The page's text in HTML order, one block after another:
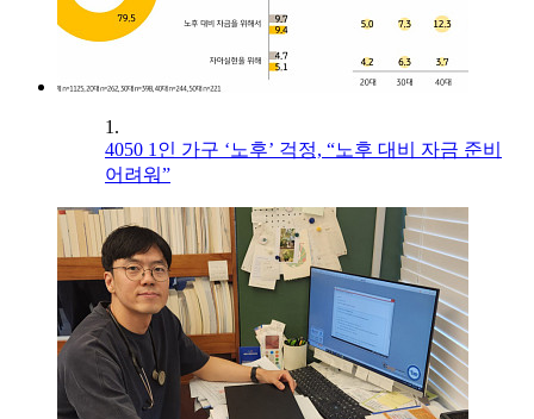
1.
4050 1인 가구 ‘노후’ 걱정, “노후 대비 자금 준비
어려워”